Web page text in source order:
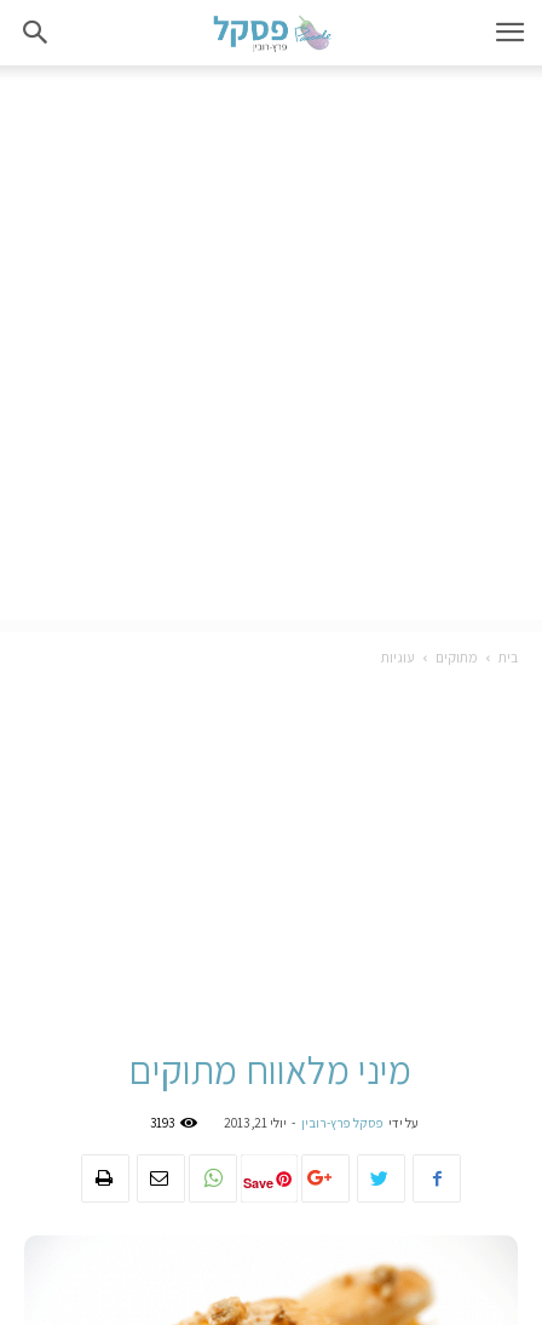
בית מתוקים עוגיות
מיני מלאווח מתוקים
על ידי פסקל פרץ-רובין - יולי 21, 2013 3193
Save